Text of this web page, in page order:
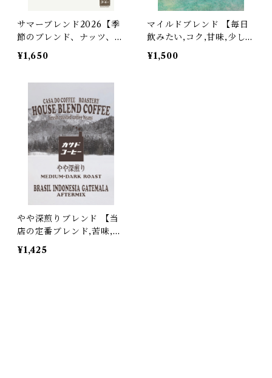
サマーブレンド2026【季
節のブレンド、ナッツ、甘
味】150g~
¥1,650
マイルドブレンド 【毎日
飲みたい,コク,甘味,少し酸
味】150g~
¥1,500
やや深煎りブレンド 【当
店の定番ブレンド,苦味,コ
ク,甘味】150g~
¥1,425